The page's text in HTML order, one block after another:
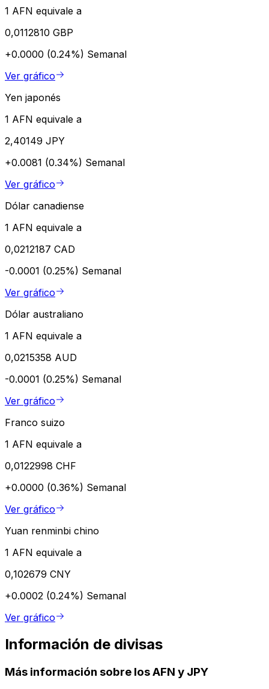
1 AFN equivale a
0,0112810 GBP
+0.0000 (0.24%) Semanal
Ver gráfico
Yen japonés
1 AFN equivale a
2,40149 JPY
+0.0081 (0.34%) Semanal
Ver gráfico
Dólar canadiense
1 AFN equivale a
0,0212187 CAD
-0.0001 (0.25%) Semanal
Ver gráfico
Dólar australiano
1 AFN equivale a
0,0215358 AUD
-0.0001 (0.25%) Semanal
Ver gráfico
Franco suizo
1 AFN equivale a
0,0122998 CHF
+0.0000 (0.36%) Semanal
Ver gráfico
Yuan renminbi chino
1 AFN equivale a
0,102679 CNY
+0.0002 (0.24%) Semanal
Ver gráfico
Información de divisas
Más información sobre los AFN y JPY